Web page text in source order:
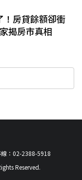
！房貸餘額卻衝
揭房市真相
：02-2388-5918
Reserved.